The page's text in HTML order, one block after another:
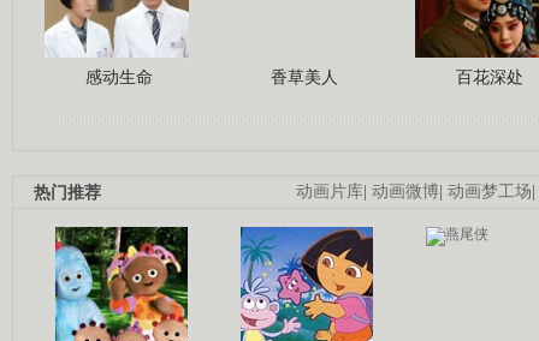
感动生命 香草美人 百花深处
动画片库| 动画微博| 动画梦工场|
热门推荐